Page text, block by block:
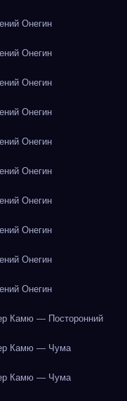
Онегин
Онегин
Онегин
Онегин
Онегин
Онегин
Онегин
Онегин
Онегин
Онегин
Камю — Посторонний
Камю — Чума
Камю — Чума